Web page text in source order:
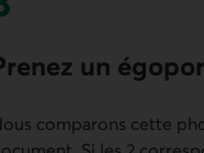
étape
un
comparons cette